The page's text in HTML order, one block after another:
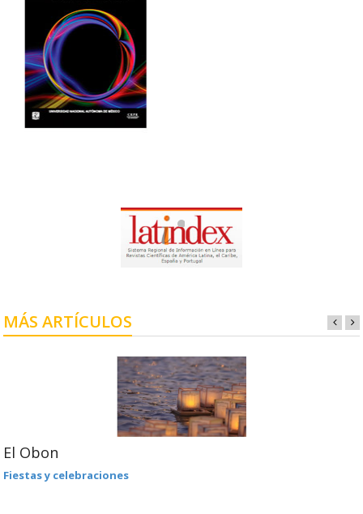
MÁS ARTÍCULOS
El Obon
Fiestas y celebraciones